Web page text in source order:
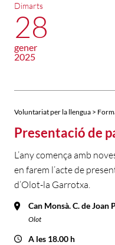
Dimarts
28
gener
2025
Voluntariat per la llengua >
Presentació de
L’any comença amb
en farem l’acte de
d’Olot-la Garrotxa.
Can Monsà. C. de Joan
Olot
A les 18.00 h